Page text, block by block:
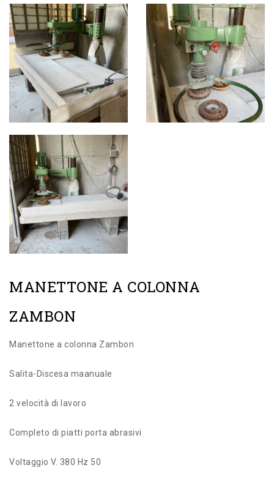
MANETTONE A COLONNA
ZAMBON
Manettone a colonna Zambon
Salita-Discesa maanuale
2 velocità di lavoro
Completo di piatti porta abrasivi
Voltaggio V. 380 Hz 50